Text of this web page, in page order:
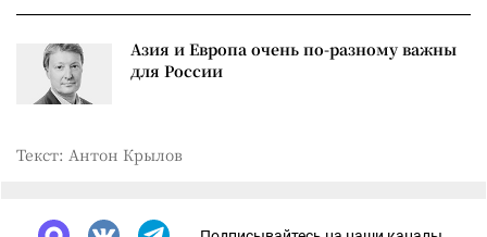
Азия и Европа очень по-разному важны
для России
Текст: Антон Крылов